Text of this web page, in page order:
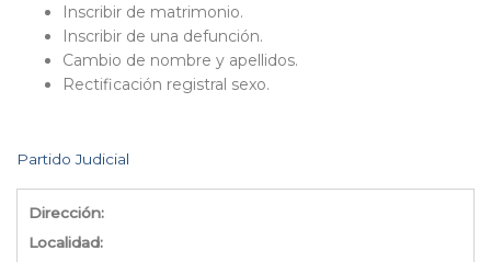
Inscribir de matrimonio.
Inscribir de una defunción.
Cambio de nombre y apellidos.
Rectificación registral sexo.
Partido Judicial
Dirección:
Localidad: